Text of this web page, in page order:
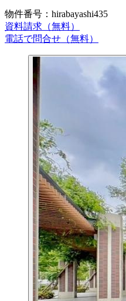
物件番号：hirabayashi435
資料請求（無料）
電話で問合せ（無料）